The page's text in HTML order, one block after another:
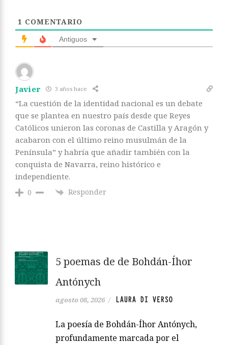
1 COMENTARIO
Antiguos
Javier 3 años hace
“La cuestión de la identidad nacional es un debate
que se plantea en nuestro país desde que Reyes
Católicos unieron las coronas de Castilla y Aragón y
acabaron con el último reino musulmán de la
Península” y habría que añadir también con la
conquista de Navarra, reino histórico e
independiente.
0 Responder
5 poemas de de Bohdán-Íhor
Antónych
agosto 08, 2026 / LAURA DI VERSO
La poesía de Bohdán-Íhor Antónych,
profundamente marcada por el